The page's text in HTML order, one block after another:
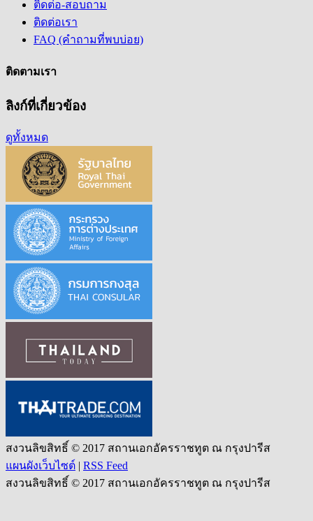
ติดต่อ-สอบถาม
ติดต่อเรา
FAQ (คำถามที่พบบ่อย)
ติดตามเรา
ลิงก์ที่เกี่ยวข้อง
ดูทั้งหมด
สงวนลิขสิทธิ์ © 2017 สถานเอกอัครราชทูต ณ กรุงปารีส
แผนผังเว็บไซต์ | RSS Feed
สงวนลิขสิทธิ์ © 2017 สถานเอกอัครราชทูต ณ กรุงปารีส